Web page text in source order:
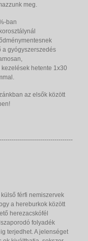
meg.
ban
a gyógyszerszedés
hetente 1x30
az elsők között
férfi nemiszervek
a hereburkok között
herezacskófél
folyadék
terjedhet. A jelenséget